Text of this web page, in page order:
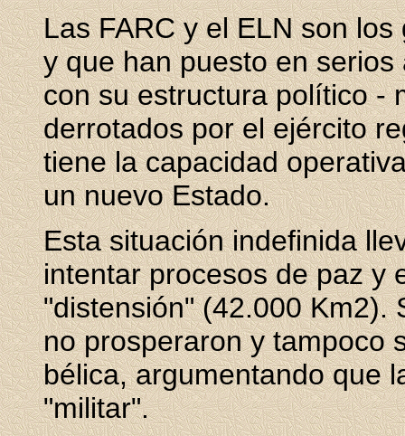
Las FARC y el ELN son
y que han puesto en
con su estructura político -
derrotados por el ejército
tiene la capacidad
un nuevo Estado.
Esta situación indefinida
intentar procesos de paz y
"distensión" (42.000 Km2).
no prosperaron y tampoco
bélica, argumentando que
"militar".